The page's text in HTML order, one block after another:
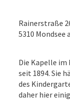
Rainerstraße
5310 Mondsee
​Die Kapelle
seit 1894. Sie
des
daher hier